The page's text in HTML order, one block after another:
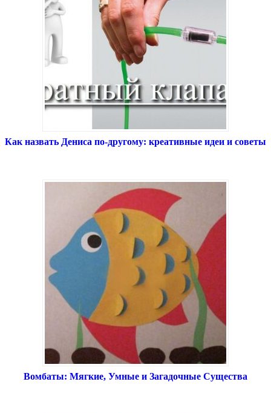
Как назвать Дениса по-другому: креативные идеи и советы
Вомбаты: Мягкие, Умные и Загадочные Существа